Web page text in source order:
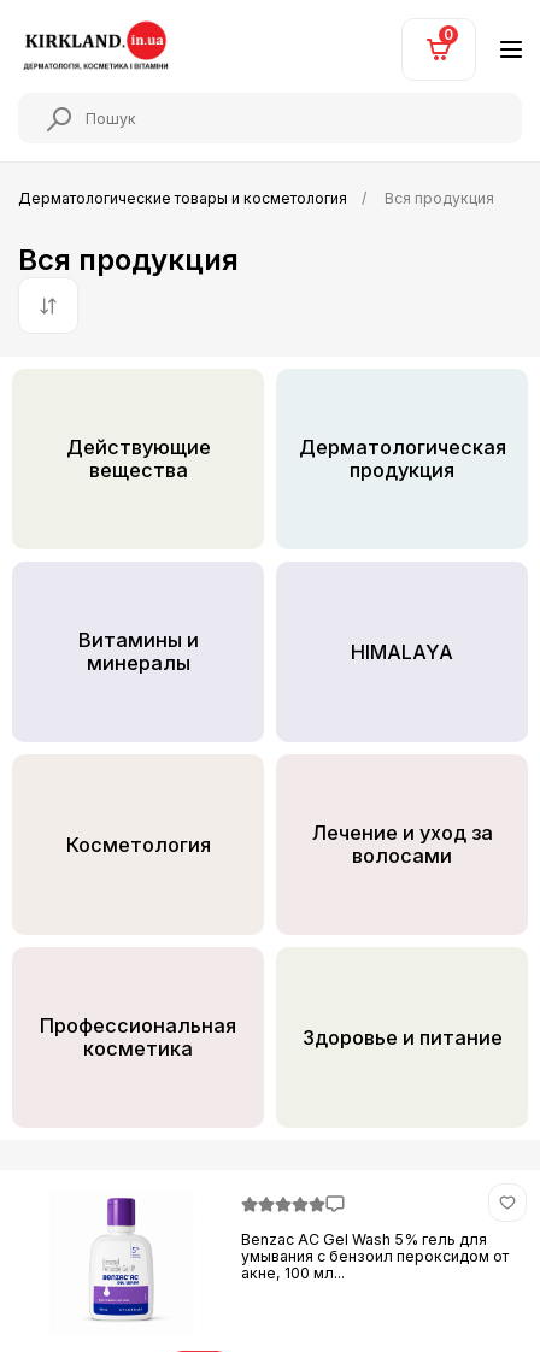
0
Дерматологические товары и косметология Вся продукция
Вся продукция
По умолчанию
Действующие
вещества
Дерматологическая
продукция
Витамины и
минералы
HIMALAYA
Косметология
Лечение и уход за
волосами
Профессиональная
косметика
Здоровье и питание
Benzac AC Gel Wash 5% гель для
умывания с бензоил пероксидом от
акне, 100 мл...